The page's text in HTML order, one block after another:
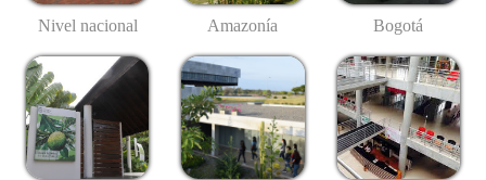
Nivel nacional Amazonía Bogotá